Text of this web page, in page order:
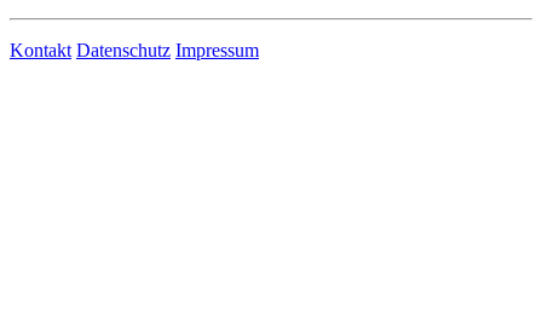
Kontakt Datenschutz Impressum